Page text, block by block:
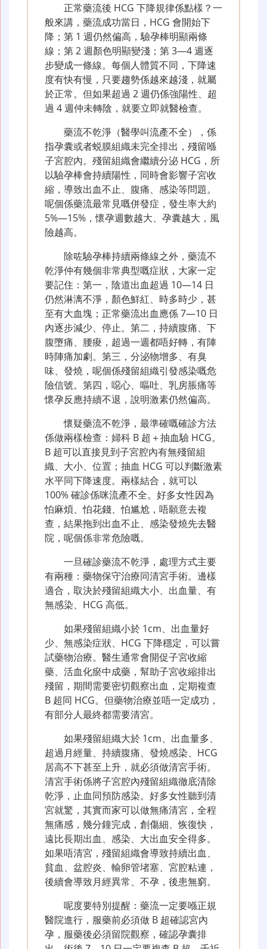
正常藥流後 HCG 下降規律係點樣？一
般來講，藥流成功當日，HCG 會開始下
降；第 1 週仍然偏高，驗孕棒明顯兩條
線；第 2 週顏色明顯變淺；第 3—4 週逐
步變成一條線。每個人體質不同，下降速
度有快有慢，只要趨勢係越來越淺，就屬
於正常。但如果超過 2 週仍係強陽性、超
過 4 週仲未轉陰，就要立即就醫檢查。
藥流不乾淨（醫學叫流產不全），係
指孕囊或者蜕膜組織未完全排出，殘留喺
子宮腔內。殘留組織會繼續分泌 HCG，所
以驗孕棒會持續陽性，同時會影響子宮收
縮，導致出血不止、腹痛、感染等問題。
呢個係藥流最常見嘅併發症，發生率大約
5%—15%，懷孕週數越大、孕囊越大，風
險越高。
除咗驗孕棒持續兩條線之外，藥流不
乾淨仲有幾個非常典型嘅症狀，大家一定
要記住：第一，陰道出血超過 10—14 日
仍然淋漓不淨，顏色鮮紅、時多時少，甚
至有大血塊；正常藥流出血應係 7—10 日
內逐步減少、停止。第二，持續腹痛、下
腹墮痛、腰痠，超過一週都唔好轉，有陣
時陣痛加劇。第三，分泌物增多、有臭
味、發燒，呢個係殘留組織引發感染嘅危
險信號。第四，噁心、嘔吐、乳房脹痛等
懷孕反應持續不退，說明激素仍然偏高。
懷疑藥流不乾淨，最準確嘅確診方法
係做兩樣檢查：婦科 B 超＋抽血驗 HCG。
B 超可以直接見到子宮腔內有無殘留組
織、大小、位置；抽血 HCG 可以判斷激素
水平同下降速度。兩樣結合，就可以
100% 確診係咪流產不全。好多女性因為
怕麻煩、怕花錢、怕尴尬，唔願意去複
查，結果拖到出血不止、感染發燒先去醫
院，呢個係非常危險嘅。
一旦確診藥流不乾淨，處理方式主要
有兩種：藥物保守治療同清宮手術。邊樣
適合，取決於殘留組織大小、出血量、有
無感染、HCG 高低。
如果殘留組織小於 1cm、出血量好
少、無感染症狀、HCG 下降穩定，可以嘗
試藥物治療。醫生通常會開促子宮收縮
藥、活血化瘀中成藥，幫助子宮收縮排出
殘留，期間需要密切觀察出血，定期複查
B 超同 HCG。但藥物治療並唔一定成功，
有部分人最終都需要清宮。
如果殘留組織大於 1cm、出血量多、
超過月經量、持續腹痛、發燒感染、HCG
居高不下甚至上升，就必須做清宮手術。
清宮手術係將子宮腔內殘留組織徹底清除
乾淨，止血同預防感染。好多女性聽到清
宮就驚，其實而家可以做無痛清宮，全程
無痛感，幾分鐘完成，創傷細、恢復快，
遠比長期出血、感染、大出血安全得多。
如果唔清宮，殘留組織會導致持續出血、
貧血、盆腔炎、輸卵管堵塞、宮腔粘連，
後續會導致月經異常、不孕，後患無窮。
呢度要特別提醒：藥流一定要喺正規
醫院進行，服藥前必須做 B 超確認宮內
孕，服藥後必須留院觀察，確認孕囊排